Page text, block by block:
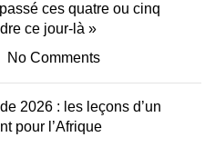
ces quatre ou cinq
ce jour-là »
No Comments
2026 : les leçons d’un
pour l’Afrique